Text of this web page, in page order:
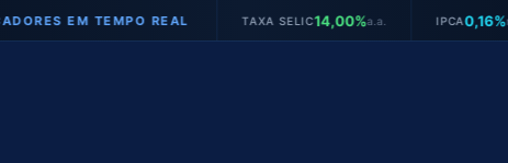
TEMPO REAL TAXA SELIC14,00% a.a. IPCA 0,16%mês